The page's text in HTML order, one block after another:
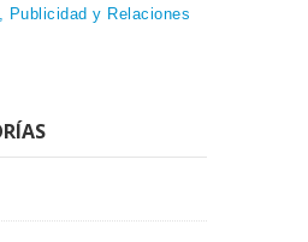
Publicidad y Relaciones